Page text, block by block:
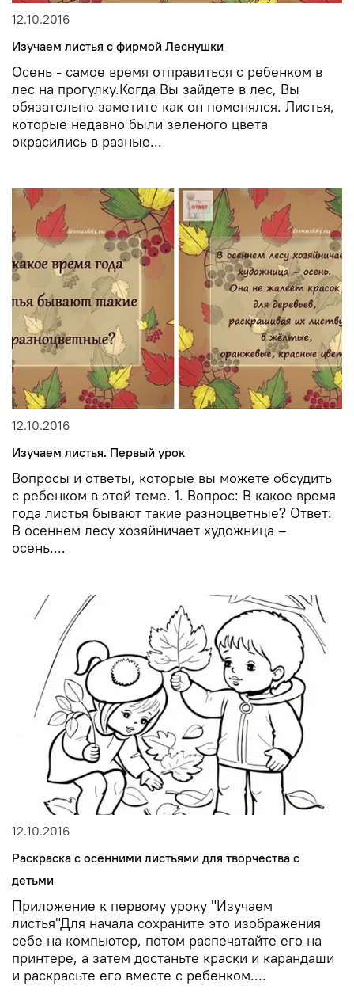
12.10.2016
Изучаем листья с фирмой Леснушки
Осень - самое время отправиться с ребенком в
лес на прогулку.Когда Вы зайдете в лес, Вы
обязательно заметите как он поменялся. Листья,
которые недавно были зеленого цвета
окрасились в разные...
12.10.2016
Изучаем листья. Первый урок
Вопросы и ответы, которые вы можете обсудить
с ребенком в этой теме. 1. Вопрос: В какое время
года листья бывают такие разноцветные? Ответ:
В осеннем лесу хозяйничает художница –
осень....
12.10.2016
Раскраска с осенними листьями для творчества с
детьми
Приложение к первому уроку "Изучаем
листья"Для начала сохраните это изображения
себе на компьютер, потом распечатайте его на
принтере, а затем достаньте краски и карандаши
и раскрасьте его вместе с ребенком....